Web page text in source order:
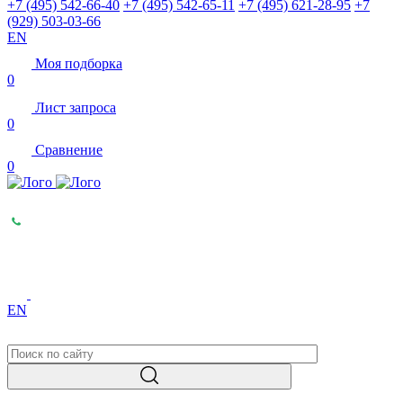
+7 (495) 542-66-40 +7 (495) 542-65-11 +7 (495) 621-28-95 +7
(929) 503-03-66
EN
Моя подборка
0
Лист запроса
0
Сравнение
0
EN